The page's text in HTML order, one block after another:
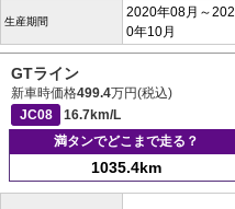
生産期間
2020年08月～202
0年10月
GTライン
新車時価格499.4万円(税込)
JC08
16.7km/L
満タンでどこまで走る？
1035.4km